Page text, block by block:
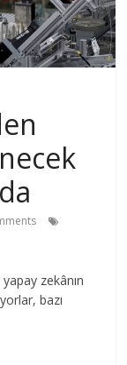
zekânın
bazı